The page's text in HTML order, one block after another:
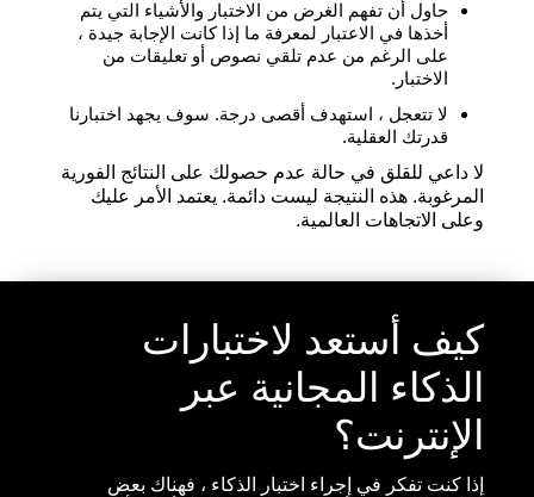
حاول أن تفهم الغرض من الاختبار والأشياء التي يتم
أخذها في الاعتبار لمعرفة ما إذا كانت الإجابة جيدة ،
على الرغم من عدم تلقي نصوص أو تعليقات من
الاختبار.
لا تتعجل ، استهدف أقصى درجة. سوف يجهد اختبارنا
قدرتك العقلية.
لا داعي للقلق في حالة عدم حصولك على النتائج الفورية
المرغوبة. هذه النتيجة ليست دائمة. يعتمد الأمر عليك
وعلى الاتجاهات العالمية.
كيف أستعد لاختبارات
الذكاء المجانية عبر
الإنترنت؟
إذا كنت تفكر في إجراء اختبار الذكاء ، فهناك بعض